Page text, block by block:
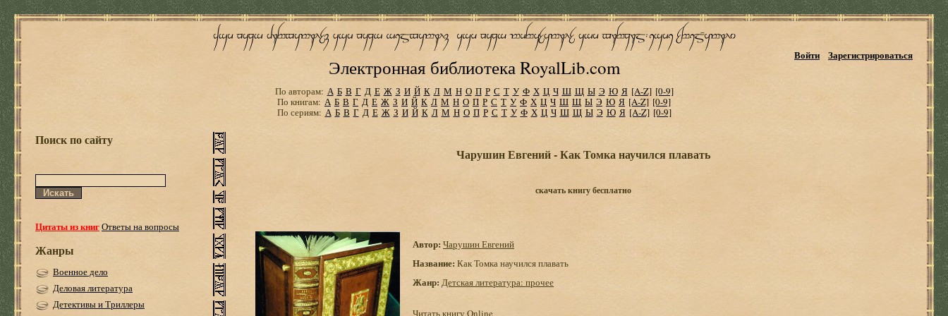
Электронная библиотека RoyalLib.com
Войти Зарегистрироваться
По авторам: А Б В Г Д Е Ж З И Й К Л М Н О П Р С Т У Ф Х Ц Ч Ш Щ Ы Э Ю Я [A-Z] [0-9]
По книгам: А Б В Г Д Е Ж З И Й К Л М Н О П Р С Т У Ф Х Ц Ч Ш Щ Ы Э Ю Я [A-Z] [0-9]
По сериям: А Б В Г Д Е Ж З И Й К Л М Н О П Р С Т У Ф Х Ц Ч Ш Щ Ы Э Ю Я [A-Z] [0-9]
Поиск по сайту
Цитаты из книгОтветы на вопросы
Жанры
Военное дело
Деловая литература
Детективы и Триллеры
Чарушин Евгений - Как Томка научился плавать
скачать книгу бесплатно
Автор: Чарушин Евгений
Название: Как Томка научился плавать
Жанр: Детская литература: прочее
Читать книгу Online